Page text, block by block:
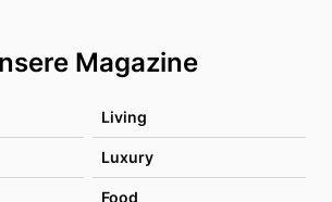
Magazine
Living
Luxury
Food